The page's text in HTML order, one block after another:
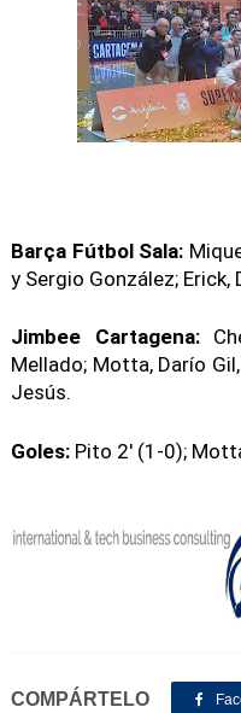
Barça Fútbol Sala:
y Sergio González; Erick,
Jimbee Cartagena:
Mellado; Motta, Darío
Jesús.
Goles: Pito 2' (1-0);
COMPÁRTELO